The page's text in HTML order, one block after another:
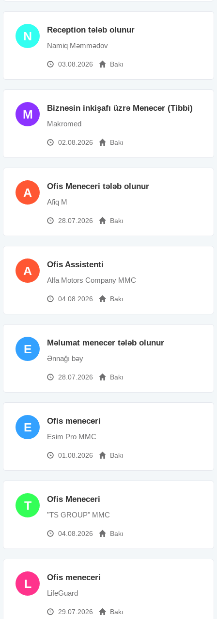
N Reception tələb olunur
Namiq Məmmədov
03.08.2026 Bakı
M Biznesin inkişafı üzrə Menecer (Tibbi)
Makromed
02.08.2026 Bakı
A Ofis Meneceri tələb olunur
Afiq M
28.07.2026 Bakı
A Ofis Assistenti
Alfa Motors Company MMC
04.08.2026 Bakı
E Məlumat menecer tələb olunur
Ənnağı bəy
28.07.2026 Bakı
E Ofis meneceri
Esim Pro MMC
01.08.2026 Bakı
T Ofis Meneceri
"TS GROUP" MMC
04.08.2026 Bakı
L Ofis meneceri
LifeGuard
29.07.2026 Bakı